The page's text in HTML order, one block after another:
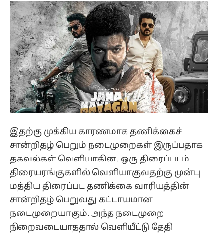
இதற்கு முக்கிய காரணமாக தணிக்கைச்
சான்றிதழ் பெறும் நடைமுறைகள் இருப்பதாக
தகவல்கள் வெளியாகின. ஒரு திரைப்படம்
திரையரங்குகளில் வெளியாகுவதற்கு முன்பு
மத்திய திரைப்பட தணிக்கை வாரியத்தின்
சான்றிதழ் பெறுவது கட்டாயமான
நடைமுறையாகும். அந்த நடைமுறை
நிறைவடையாததால் வெளியீட்டு தேதி